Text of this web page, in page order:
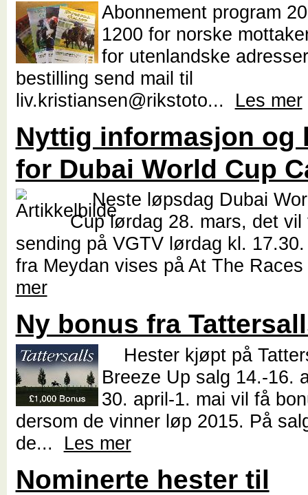
Abonnement program
1200 for norske
for utenlandske
bestilling send mail til
liv.kristiansen@rikstoto... Les mer
Nyttig informasjon og
for Dubai World Cup
Neste løpsdag Dubai
Cup lørdag 28. mars, det
sending på VGTV lørdag kl.
fra Meydan vises på At The
mer
Ny bonus fra
Hester kjøpt på
Breeze Up salg 14.-16.
30. april-1. mai vil få
dersom de vinner løp 2015. På
de... Les mer
Nominerte hester til